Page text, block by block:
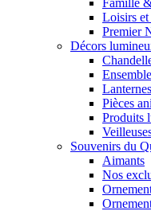
Famille
Loisirs et
Premier
Décors
Pièces
Produits
Souvenirs du
Aimants
Nos